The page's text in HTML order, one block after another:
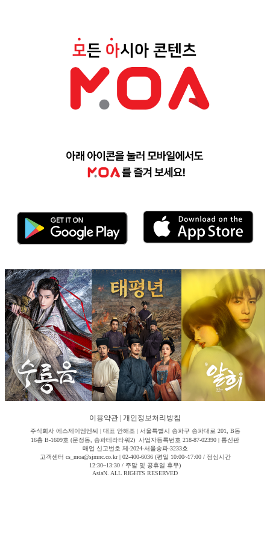
이용약관 개인정보처리방침
주식회사 에스제이엠엔씨 | 대표 안해조 | 서울특별시 송파구 송파대로 201, B동
16층 B-1609호 (문정동, 송파테라타워2) 사업자등록번호 218-87-02390 | 통신판
매업 신고번호 제-2024-서울송파-3233호
고객센터 cs_moa@sjmnc.co.kr | 02-400-6036 (평일 10:00~17:00 / 점심시간
12:30~13:30 / 주말 및 공휴일 휴무)
AsiaN. ALL RIGHTS RESERVED